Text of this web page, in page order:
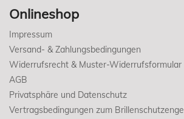
Onlineshop
Impressum
Versand- & Zahlungsbedingungen
Widerrufsrecht & Muster-Widerrufsformular
AGB
Privatsphäre und Datenschutz
Vertragsbedingungen zum Brillenschutzengel